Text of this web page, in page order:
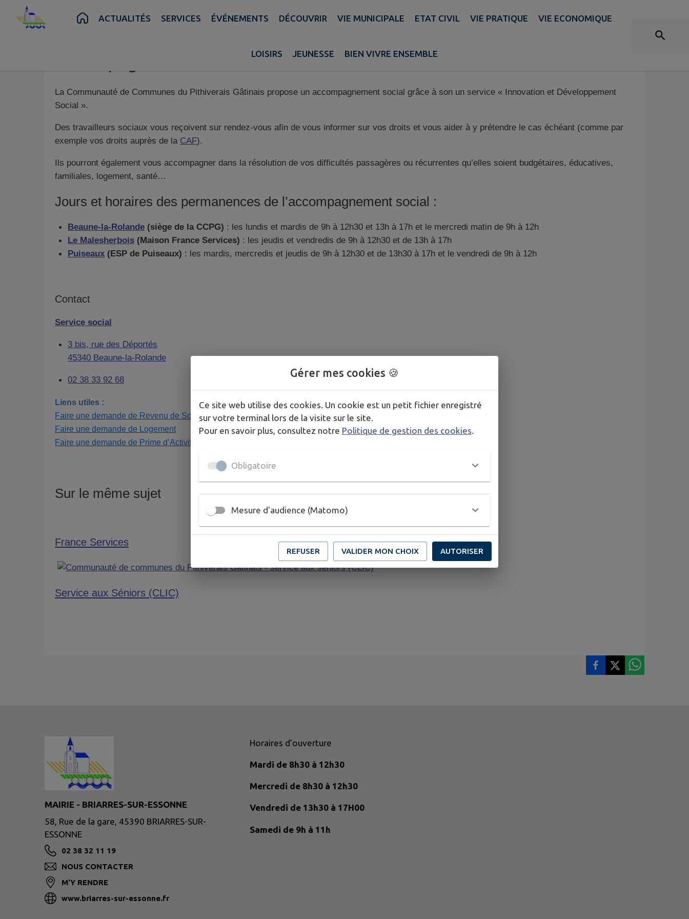
Contenu Menu Recherche Pied de page
ACTUALITÉS SERVICES ÉVÉNEMENTS DÉCOUVRIR VIE MUNICIPALE ETAT CIVIL VIE PRATIQUE VIE ECONOMIQUE
LOISIRS JEUNESSE BIEN VIVRE ENSEMBLE
ACCOMPAGNEMENT SOCIAL
La Communauté de Communes du Pithiverais Gâtinais propose un accompagnement social grâce à son un service « Innovation et Développement
Social ».
Des travailleurs sociaux vous reçoivent sur rendez-vous afin de vous informer sur vos droits et vous aider à y prétendre le cas échéant (comme par
exemple vos droits auprès de la CAF).
Ils pourront également vous accompagner dans la résolution de vos difficultés passagères ou récurrentes qu’elles soient budgétaires, éducatives,
familiales, logement, santé…
Jours et horaires des permanences de l’accompagnement social :
Beaune-la-Rolande (siège de la CCPG) : les lundis et mardis de 9h à 12h30 et 13h à 17h et le mercredi matin de 9h à 12h
Le Malesherbois (Maison France Services) : les jeudis et vendredis de 9h à 12h30 et de 13h à 17h
Puiseaux (ESP de Puiseaux) : les mardis, mercredis et jeudis de 9h à 12h30 et de 13h30 à 17h et le vendredi de 9h à 12h
Contact
Service social
3 bis, rue des Déportés
45340 Beaune-la-Rolande
02 38 33 92 68
Liens utiles :
Faire une demande de Revenu de Solidarité Active (RSA)
Faire une demande de Logement
Faire une demande de Prime d’Activité
Sur le même sujet
France Services
Service aux Séniors (CLIC)
MAIRIE - BRIARRES-SUR-ESSONNE
58, Rue de la gare, 45390 BRIARRES-SUR-
ESSONNE
02 38 32 11 19
NOUS CONTACTER
M'Y RENDRE
www.briarres-sur-essonne.fr
Horaires d’ouverture
Mardi de 8h30 à 12h30
Mercredi de 8h30 à 12h30
Vendredi de 13h30 à 17H00
Samedi de 9h à 11h
Gérer mes cookies 🍪
Ce site web utilise des cookies. Un cookie est un petit fichier enregistré
sur votre terminal lors de la visite sur le site.
Pour en savoir plus, consultez notre Politique de gestion des cookies
Obligatoire
Mesure d'audience (Matomo)
REFUSER VALIDER MON CHOIX AUTORISER